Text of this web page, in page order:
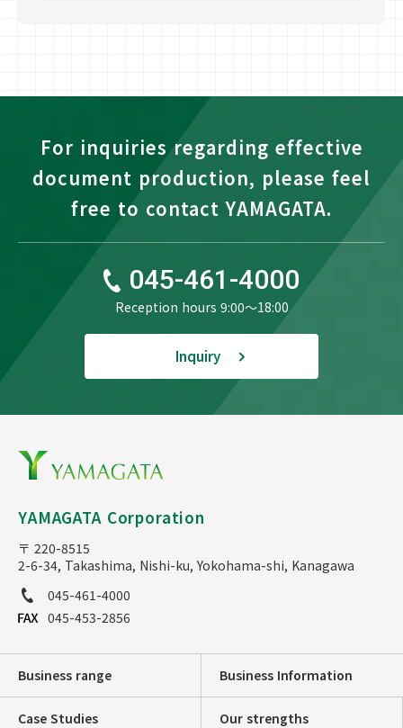
For inquiries regarding effective
document production, please feel
free to contact YAMAGATA.
045-461-4000
Reception hours 9:00〜18:00
Inquiry
YAMAGATA Corporation
〒 220-8515
2-6-34, Takashima, Nishi-ku, Yokohama-shi, Kanagawa
045-461-4000
045-453-2856
Business range Business Information
Case Studies Our strengths